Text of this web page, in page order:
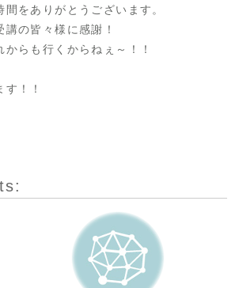
をありがとうございます。
の皆々様に感謝！
らも行くからねぇ～！！
！！